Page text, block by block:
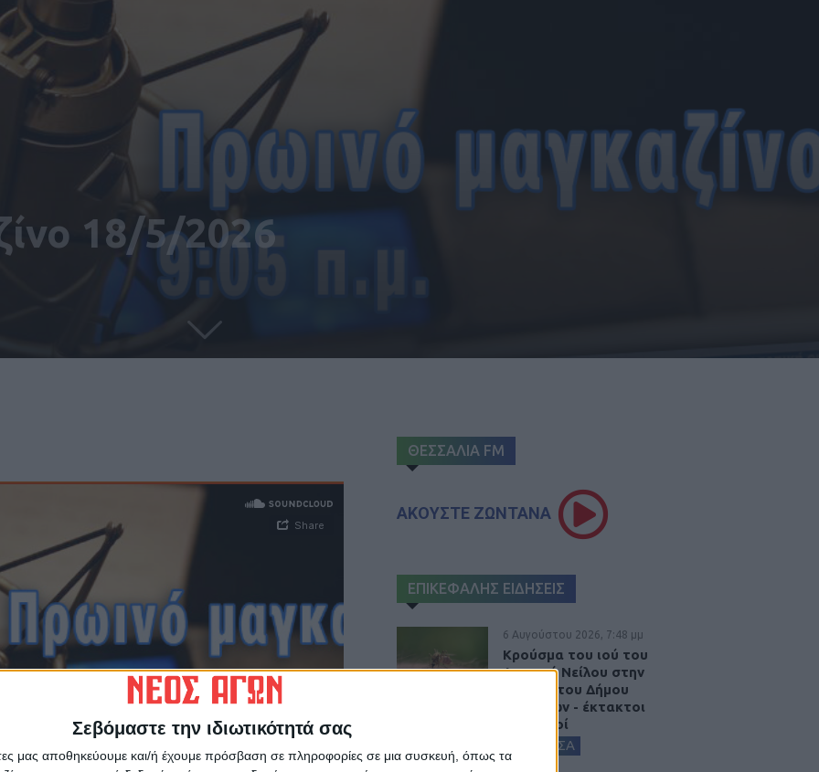
Σεβόμαστε την ιδιωτικότητά σας
μας αποθηκεύουμε και/ή έχουμε πρόσβαση σε πληροφορίες σε μια συσκευή, όπως τα
18/5/2026
ΘΕΣΣΑΛΙΑ FM
ΑΚΟΥΣΤΕ ΖΩΝΤΑΝΑ
ΕΠΙΚΕΦΑΛΗΣ ΕΙΔΗΣΕΙΣ
6 Αυγούστου 2026, 7:48 μμ
Κρούσμα του ιού του
Δυτικού Νείλου στην
Κυψέλη του Δήμου
Σοφάδων - έκτακτοι
ψεκασμοί
ΚΑΡΔΙΤΣΑ